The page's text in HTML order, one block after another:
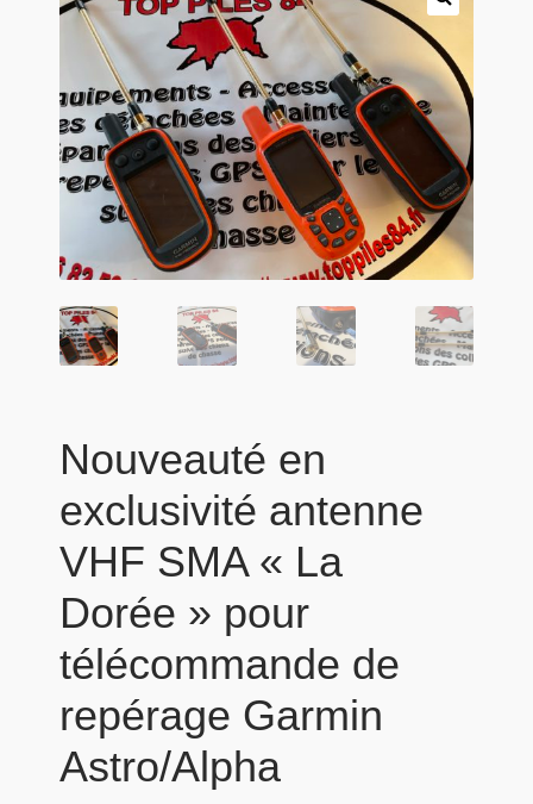
Produits populaires
Qui sommes-nous
Nouveauté en
exclusivité antenne
VHF SMA « La
Dorée » pour
télécommande de
repérage Garmin
Astro/Alpha